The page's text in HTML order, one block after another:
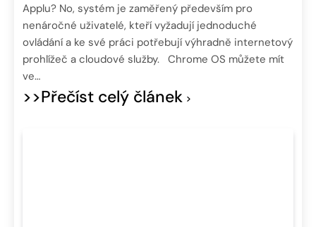
Applu? No, systém je zaměřený především pro
nenáročné uživatelé, kteří vyžadují jednoduché
ovládání a ke své práci potřebují výhradně internetový
prohlížeč a cloudové služby. Chrome OS můžete mít
ve…
>>Přečíst celý článek